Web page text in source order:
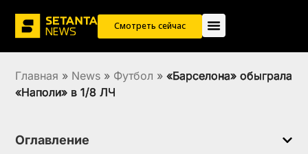
Смотреть сейчас
Главная » News » Футбол » «Барселона» обыграла
«Наполи» в 1/8 ЛЧ
Оглавление